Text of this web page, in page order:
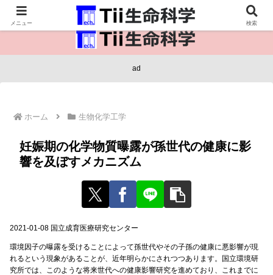
医療保健・生命・生物の情報インフラ。
ad
ホーム 生物化学工学
妊娠期の化学物質曝露が孫世代の健康に影
響を及ぼすメカニズム
2021-01-08 国立成育医療研究センター
環境因子の曝露を受けることによって孫世代やその子孫の健康に悪影響が現
れるという現象があることが、近年明らかにされつつあります。国立環境研
究所では、このような将来世代への健康影響研究を進めており、これまでに
メニュー 検索